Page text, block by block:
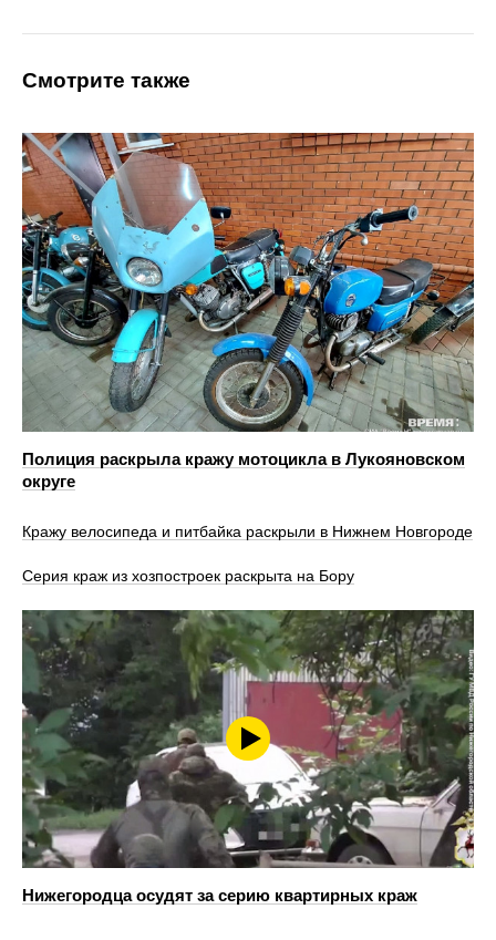
Смотрите также
Полиция раскрыла кражу мотоцикла в Лукояновском
округе
Кражу велосипеда и питбайка раскрыли в Нижнем Новгороде
Серия краж из хозпостроек раскрыта на Бору
Нижегородца осудят за серию квартирных краж